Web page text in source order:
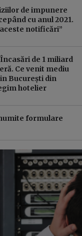
de impunere
cu anul 2021.
notificări”
de 1 miliard
Ce venit mediu
București din
hotelier
e-
formulare